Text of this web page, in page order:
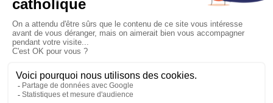
XIV à Assise à suivre sur KTO le
jeudi 6 août
Le pape en Uruguay, Argentine et
Pérou du 6 au 17 novembre 2026